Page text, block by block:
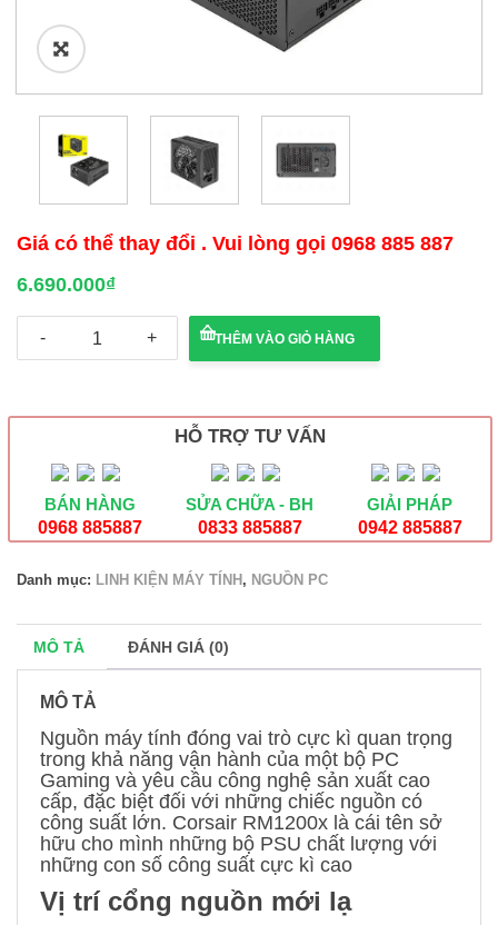
🔍
Giá có thể thay đổi . Vui lòng gọi 0968 885 887
6.690.000₫
máy
tính
80
Plus
Gold
ATX3.0
Full
số
THÊM VÀO GIỎ HÀNG
HỖ TRỢ TƯ VẤN
BÁN HÀNG
0968 885887
SỬA CHỮA - BH
0833 885887
GIẢI PHÁP
0942 885887
Danh mục: LINH KIỆN MÁY TÍNH , NGUỒN PC
MÔ TẢ ĐÁNH GIÁ (0)
MÔ TẢ
Nguồn máy tính đóng vai trò cực kì quan trọng
trong khả năng vận hành của một bộ PC
Gaming và yêu cầu công nghệ sản xuất cao
cấp, đặc biệt đối với những chiếc nguồn có
công suất lớn. Corsair RM1200x là cái tên sở
hữu cho mình những bộ PSU chất lượng với
những con số công suất cực kì cao
Vị trí cổng nguồn mới lạ